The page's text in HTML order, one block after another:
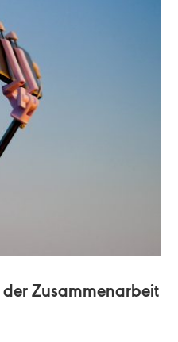
Zusammenarbeit